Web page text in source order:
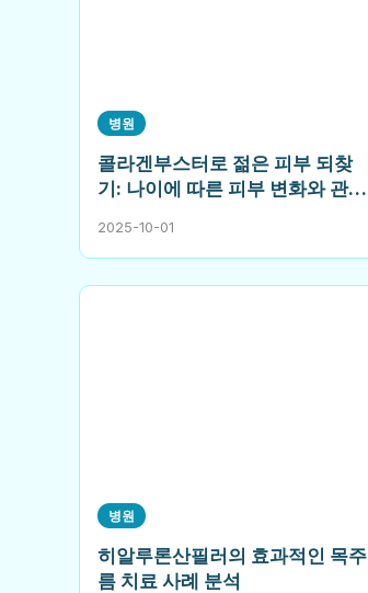
병원
콜라겐부스터로 젊은 피부 되찾
기: 나이에 따른 피부 변화와 관리
2025-10-01
병원
히알루론산필러의 효과적인 목주
름 치료 사례 분석